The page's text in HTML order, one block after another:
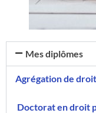
Mes diplômes
Agrégation de
Doctorat en droit